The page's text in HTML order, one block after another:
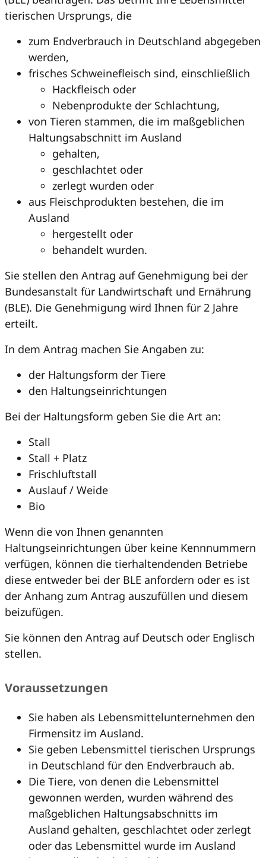
tierischen Ursprungs, die
zum Endverbrauch in Deutschland abgegeben
werden,
frisches Schweinefleisch sind, einschließlich
Hackfleisch oder
Nebenprodukte der Schlachtung,
von Tieren stammen, die im maßgeblichen
Haltungsabschnitt im Ausland
gehalten,
geschlachtet oder
zerlegt wurden oder
aus Fleischprodukten bestehen, die im
Ausland
hergestellt oder
behandelt wurden.
Sie stellen den Antrag auf Genehmigung bei der
Bundesanstalt für Landwirtschaft und Ernährung
(BLE). Die Genehmigung wird Ihnen für 2 Jahre
erteilt.
In dem Antrag machen Sie Angaben zu:
der Haltungsform der Tiere
den Haltungseinrichtungen
Bei der Haltungsform geben Sie die Art an:
Stall
Stall + Platz
Frischluftstall
Auslauf / Weide
Bio
Wenn die von Ihnen genannten
Haltungseinrichtungen über keine Kennnummern
verfügen, können die tierhaltendenden Betriebe
diese entweder bei der BLE anfordern oder es ist
der Anhang zum Antrag auszufüllen und diesem
beizufügen.
Sie können den Antrag auf Deutsch oder Englisch
stellen.
Voraussetzungen
Sie haben als Lebensmittelunternehmen den
Firmensitz im Ausland.
Sie geben Lebensmittel tierischen Ursprungs
in Deutschland für den Endverbrauch ab.
Die Tiere, von denen die Lebensmittel
gewonnen werden, wurden während des
maßgeblichen Haltungsabschnitts im
Ausland gehalten, geschlachtet oder zerlegt
oder das Lebensmittel wurde im Ausland